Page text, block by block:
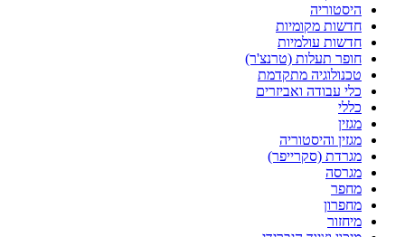
היסטוריה
חדשות מקומיות
חדשות עולמיות
חופר תעלות (טרנצ'ר)
טכנולוגיה מתקדמת
כלי עבודה ואביזרים
כללי
מגזין
מגזין והיסטוריה
מגרדת (סקרייפר)
מגרסה
מחפר
מחפרון
מיחזור